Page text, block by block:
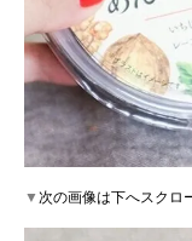
▼次の画像は下へスクロ